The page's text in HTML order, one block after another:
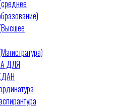
ДЛЯ